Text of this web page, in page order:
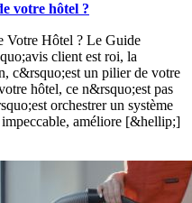
votre hôtel ?
Votre Hôtel ? Le Guide
client est roi, la
c&rsquo;est un pilier de votre
hôtel, ce n&rsquo;est pas
orchestrer un système
améliore [&hellip;]